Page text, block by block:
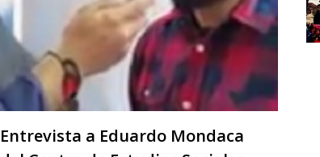
Entrevista a Eduardo Mondaca